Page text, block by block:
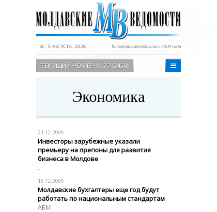
ВС, 9 АВГУСТА, 2026 Выходит еженедельно с 2000 года
ТЕКУЩИЙ НОМЕР № 27 (2450)
Экономика
21.12.2009
Инвесторы зарубежные указали
премьеру на препоны для развития
бизнеса в Молдове
.
18.12.2009
Молдавские бухгалтеры еще год будут
работать по национальным стандартам
АБМ